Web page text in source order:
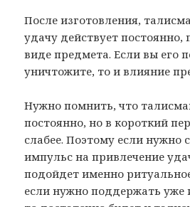
После изготовления,
удачу действует постоянно,
виде предмета. Если вы его
уничтожите, то и влияние
Нужно помнить, что
постоянно, но в короткий
слабее. Поэтому если нужно
импульс на привлечение
подойдет именно
если нужно поддержать уже